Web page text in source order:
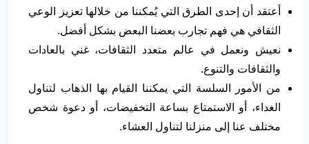
أعتقد أن إحدى الطرق التي يُمكننا من خلالها تعزيز الوعي
الثقافي هي فهم تجارب بعضنا البعض بشكل أفضل.
نعيش ونعمل في عالم متعدد الثقافات، غني بالعادات
والثقافات والتنوع.
من الأمور السلسة التي يمكننا القيام بها الذهاب لتناول
الغداء، أو الاستمتاع بساعة التخفيضات، أو دعوة شخص
مختلف عنا إلى منزلنا لتناول العشاء.